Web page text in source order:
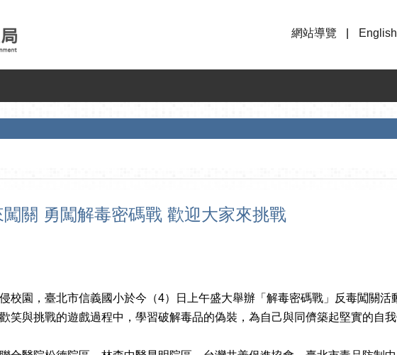
網站導覽
English
關 勇闖解毒密碼戰 歡迎大家來挑戰
校園，臺北市信義國小於今（4）日上午盛大舉辦「解毒密碼戰」反毒闖關
笑與挑戰的遊戲過程中，學習破解毒品的偽裝，為自己與同儕築起堅實的自